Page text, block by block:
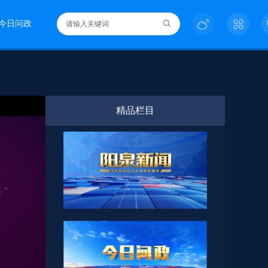
日问政
精品栏目